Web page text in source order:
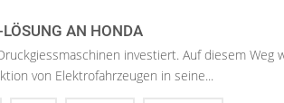
AN HONDA
investiert. Auf diesem Weg
von Elektrofahrzeugen in seine...